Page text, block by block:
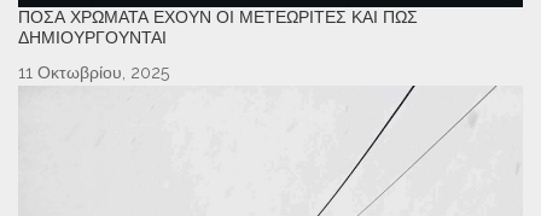
ΠΌΣΑ ΧΡΏΜΑΤΑ ΈΧΟΥΝ ΟΙ ΜΕΤΕΩΡΊΤΕΣ ΚΑΙ ΠΏΣ
ΔΗΜΙΟΥΡΓΟΎΝΤΑΙ
11 Οκτωβρίου, 2025